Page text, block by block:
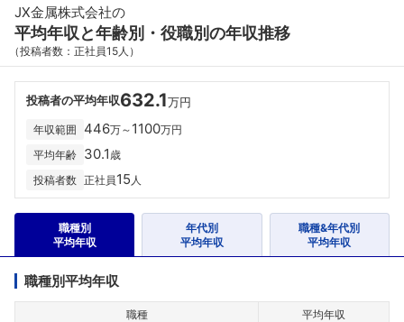
JX金属株式会社の
平均年収と年齢別・役職別の年収推移
（投稿者数：正社員15人）
投稿者の平均年収632.1万円
年収範囲 446万～ 1100万円
平均年齢 30.1 歳
投稿者数 正社員15 人
職種別
平均年収
年代別
平均年収
職種&年代別
平均年収
職種別平均年収
職種
平均年収